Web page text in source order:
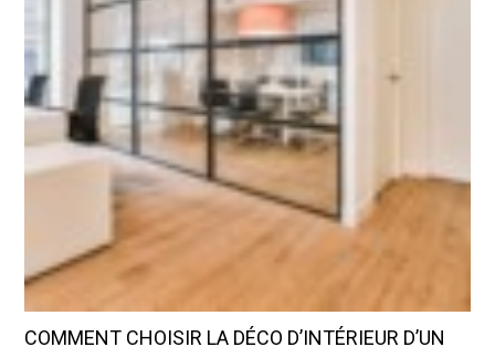
COMMENT CHOISIR LA DÉCO D’INTÉRIEUR D’UN